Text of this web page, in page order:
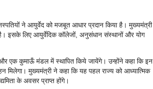
ने आयुर्वेद को मजबूत आधार प्रदान किया है। मुख्यमंत्री
इसके लिए आयुर्वेदिक कॉलेजों, अनुसंधान संस्थानों और योग
एक कुमाऊँ मंडल में स्थापित किये जायेंगे। उन्होंने कहा कि इन
मिलेगा। मुख्यमंत्री ने कहा कि यह पहल राज्य को आध्यात्मिक
के अवसर प्राप्त होंगे।